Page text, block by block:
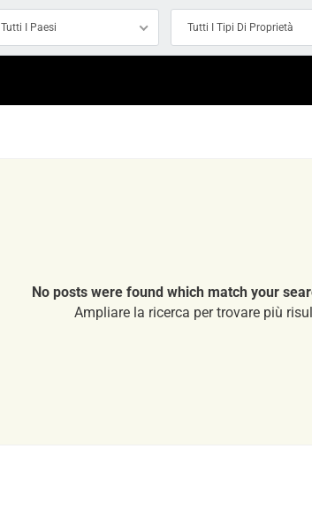
Tutti I Paesi Tutti I Tipi Di Proprietà
No posts were found which match your
Ampliare la ricerca per trovare più